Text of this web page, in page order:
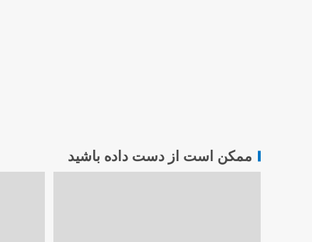
ممکن است از دست داده باشید